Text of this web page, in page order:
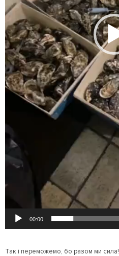
00:00
Так і переможемо, бо разом ми сила!